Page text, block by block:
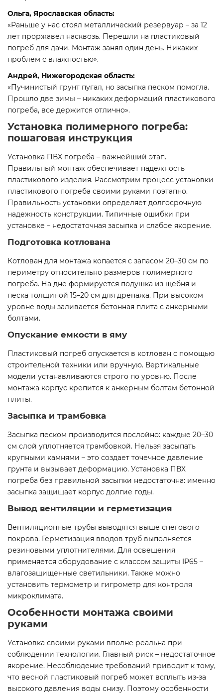
Ольга, Ярославская область:
«Раньше у нас стоял металлический резервуар – за 12
лет проржавел насквозь. Перешли на пластиковый
погреб для дачи. Монтаж занял один день. Никаких
проблем с влажностью».
Андрей, Нижегородская область:
«Пучинистый грунт пугал, но засыпка песком помогла.
Прошло две зимы – никаких деформаций пластикового
погреба, все держится отлично».
Установка полимерного погреба:
пошаговая инструкция
Установка ПВХ погреба – важнейший этап.
Правильный монтаж обеспечивает надежность
пластикового изделия. Рассмотрим процесс установки
пластикового погреба своими руками поэтапно.
Правильность установки определяет долгосрочную
надежность конструкции. Типичные ошибки при
установке – недостаточная засыпка и слабое якорение.
Подготовка котлована
Котлован для монтажа копается с запасом 20–30 см по
периметру относительно размеров полимерного
погреба. На дне формируется подушка из щебня и
песка толщиной 15–20 см для дренажа. При высоком
уровне воды заливается бетонная плита с анкерными
болтами.
Опускание емкости в яму
Пластиковый погреб опускается в котлован с помощью
строительной техники или вручную. Вертикальные
модели устанавливаются строго по уровню. После
монтажа корпус крепится к анкерным болтам бетонной
плиты.
Засыпка и трамбовка
Засыпка песком производится послойно: каждые 20–30
см слой уплотняется трамбовкой. Нельзя засыпать
крупными камнями – это создает точечное давление
грунта и вызывает деформацию. Установка ПВХ
погреба без правильной засыпки недостаточна: именно
засыпка защищает корпус долгие годы.
Вывод вентиляции и герметизация
Вентиляционные трубы выводятся выше снегового
покрова. Герметизация вводов труб выполняется
резиновыми уплотнителями. Для освещения
применяется оборудование с классом защиты IP65 –
влагозащищенные светильники. Также можно
установить термометр и гигрометр для контроля
микроклимата.
Особенности монтажа своими
руками
Установка своими руками вполне реальна при
соблюдении технологии. Главный риск – недостаточное
якорение. Несоблюдение требований приводит к тому,
что весной пластиковый погреб может всплыть из-за
высокого давления воды снизу. Поэтому особенности